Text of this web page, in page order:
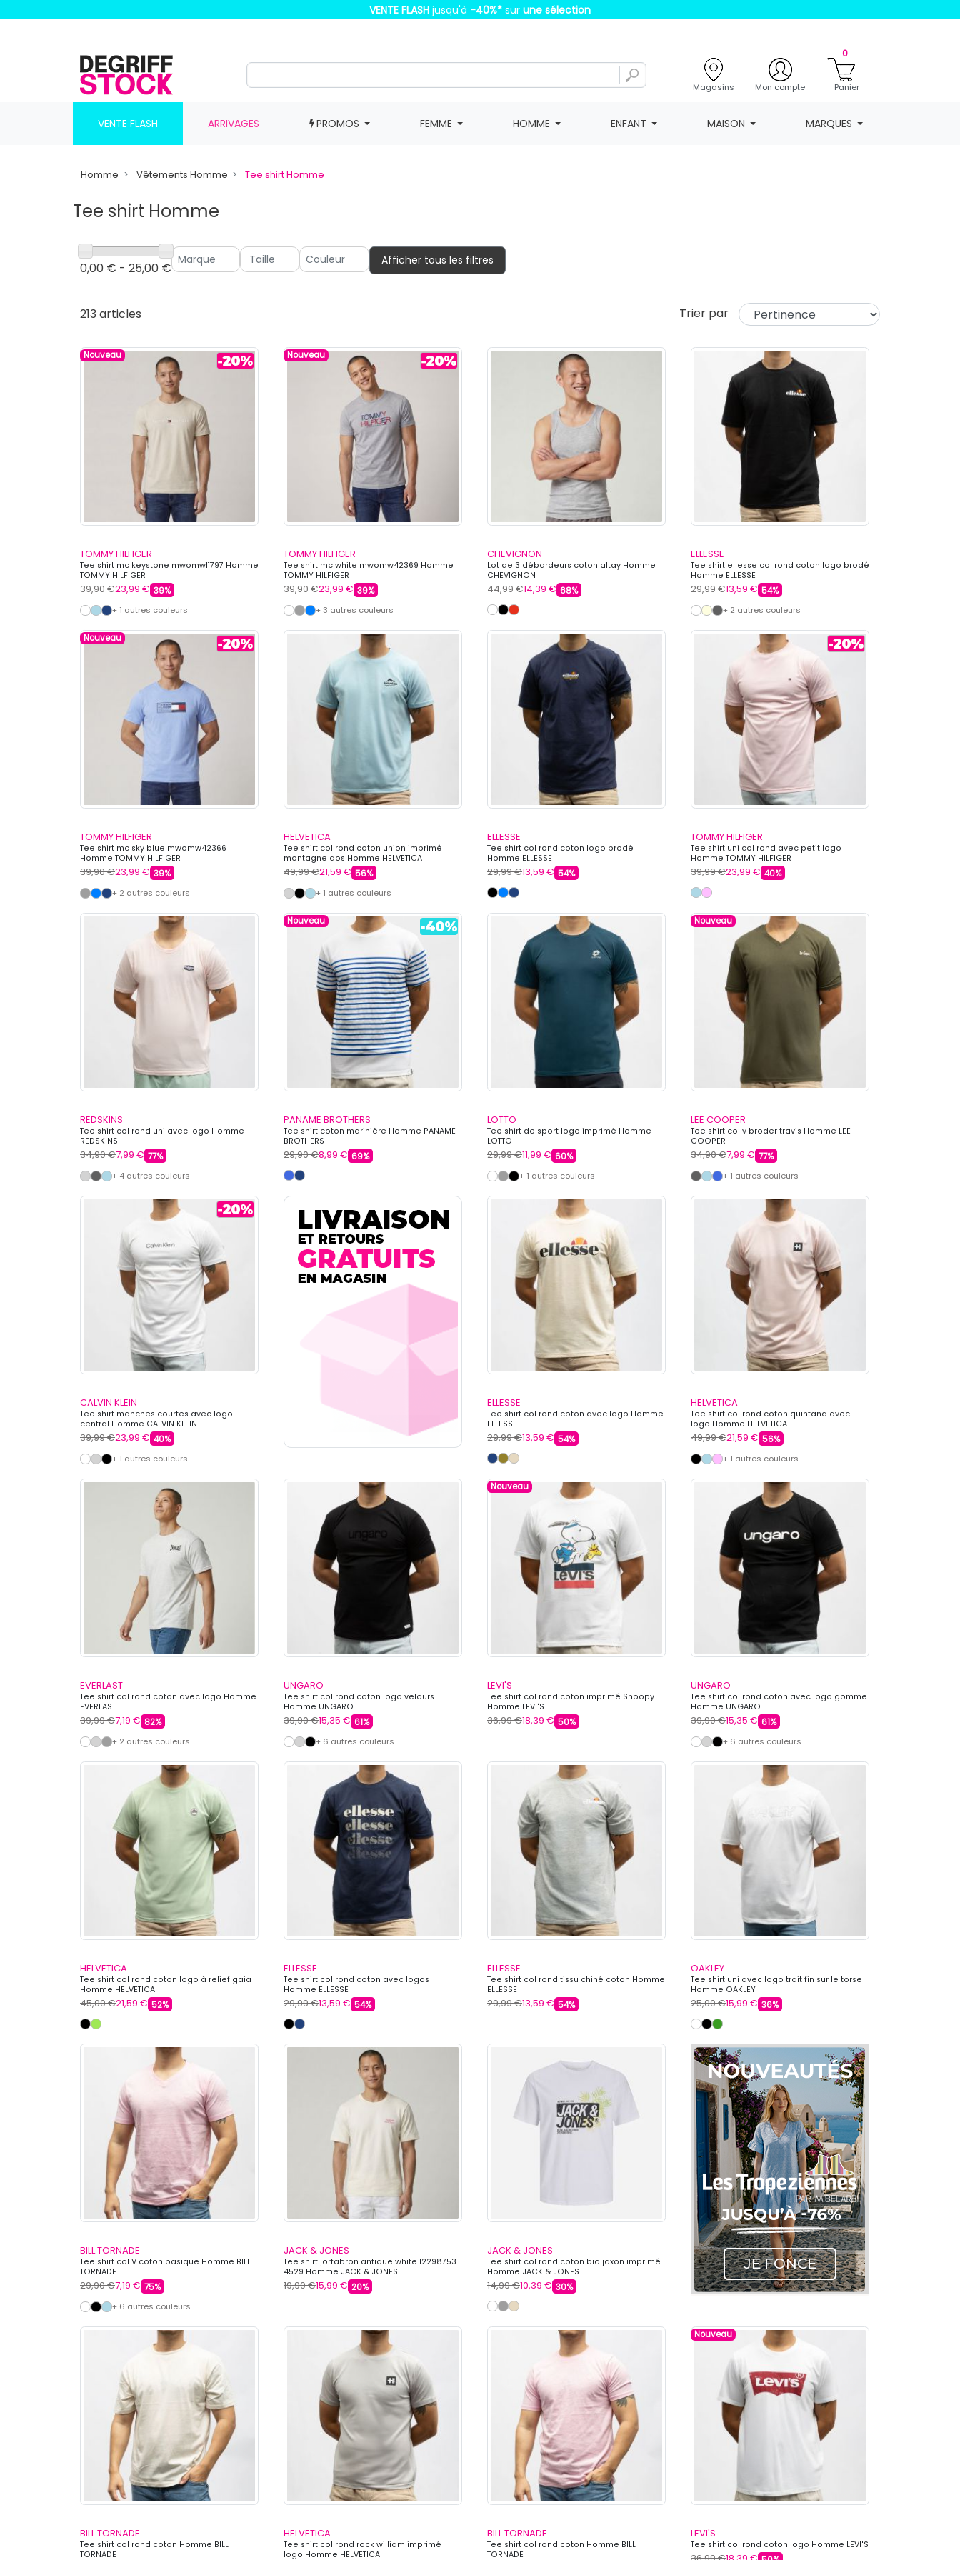
VENTE FLASH jusqu'à -40%* sur une sélection
Magasins Mon compte
0
Panier
VENTE FLASH ARRIVAGES PROMOS FEMME HOMME ENFANT MAISON MARQUES
Homme Vêtements Homme Tee shirt Homme
Tee shirt Homme
0,00 € - 25,00 €
Afficher tous les filtres
213 articles Trier par
Nouveau
TOMMY HILFIGER
Tee shirt mc keystone mwomw11797 Homme
TOMMY HILFIGER
39,90 €23,99 € 39%
+ 1 autres couleurs
Nouveau
TOMMY HILFIGER
Tee shirt mc white mwomw42369 Homme
TOMMY HILFIGER
39,90 €23,99 € 39%
+ 3 autres couleurs
CHEVIGNON
Lot de 3 débardeurs coton altay Homme
CHEVIGNON
44,99 €14,39 € 68%
ELLESSE
Tee shirt ellesse col rond coton logo brodé
Homme ELLESSE
29,99 €13,59 € 54%
+ 2 autres couleurs
Nouveau
TOMMY HILFIGER
Tee shirt mc sky blue mwomw42366
Homme TOMMY HILFIGER
39,90 €23,99 € 39%
+ 2 autres couleurs
HELVETICA
Tee shirt col rond coton union imprimé
montagne dos Homme HELVETICA
49,99 €21,59 € 56%
+ 1 autres couleurs
ELLESSE
Tee shirt col rond coton logo brodé
Homme ELLESSE
29,99 €13,59 € 54%
TOMMY HILFIGER
Tee shirt uni col rond avec petit logo
Homme TOMMY HILFIGER
39,99 €23,99 € 40%
REDSKINS
Tee shirt col rond uni avec logo Homme
REDSKINS
34,90 €7,99 € 77%
+ 4 autres couleurs
Nouveau
PANAME BROTHERS
Tee shirt coton marinière Homme PANAME
BROTHERS
29,90 €8,99 € 69%
LOTTO
Tee shirt de sport logo imprimé Homme
LOTTO
29,99 €11,99 € 60%
+ 1 autres couleurs
Nouveau
LEE COOPER
Tee shirt col v broder travis Homme LEE
COOPER
34,90 €7,99 € 77%
+ 1 autres couleurs
CALVIN KLEIN
Tee shirt manches courtes avec logo
central Homme CALVIN KLEIN
39,99 €23,99 € 40%
+ 1 autres couleurs
ELLESSE
Tee shirt col rond coton avec logo Homme
ELLESSE
29,99 €13,59 € 54%
HELVETICA
Tee shirt col rond coton quintana avec
logo Homme HELVETICA
49,99 €21,59 € 56%
+ 1 autres couleurs
EVERLAST
Tee shirt col rond coton avec logo Homme
EVERLAST
39,99 €7,19 € 82%
+ 2 autres couleurs
UNGARO
Tee shirt col rond coton logo velours
Homme UNGARO
39,90 €15,35 € 61%
+ 6 autres couleurs
Nouveau
LEVI'S
Tee shirt col rond coton imprimé Snoopy
Homme LEVI'S
36,99 €18,39 € 50%
UNGARO
Tee shirt col rond coton avec logo gomme
Homme UNGARO
39,90 €15,35 € 61%
+ 6 autres couleurs
HELVETICA
Tee shirt col rond coton logo à relief gaia
Homme HELVETICA
45,00 €21,59 € 52%
ELLESSE
Tee shirt col rond coton avec logos
Homme ELLESSE
29,99 €13,59 € 54%
ELLESSE
Tee shirt col rond tissu chiné coton Homme
ELLESSE
29,99 €13,59 € 54%
OAKLEY
Tee shirt uni avec logo trait fin sur le torse
Homme OAKLEY
25,00 €15,99 € 36%
BILL TORNADE
Tee shirt col V coton basique Homme BILL
TORNADE
29,90 €7,19 € 75%
+ 6 autres couleurs
JACK & JONES
Tee shirt jorfabron antique white 12298753
4529 Homme JACK & JONES
19,99 €15,99 € 20%
JACK & JONES
Tee shirt col rond coton bio jaxon imprimé
Homme JACK & JONES
14,99 €10,39 € 30%
BILL TORNADE
Tee shirt col rond coton Homme BILL
TORNADE
HELVETICA
Tee shirt col rond rock william imprimé
logo Homme HELVETICA
BILL TORNADE
Tee shirt col rond coton Homme BILL
TORNADE
Nouveau
LEVI'S
Tee shirt col rond coton logo Homme LEVI'S